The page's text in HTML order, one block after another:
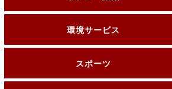
環境サービス
スポーツ